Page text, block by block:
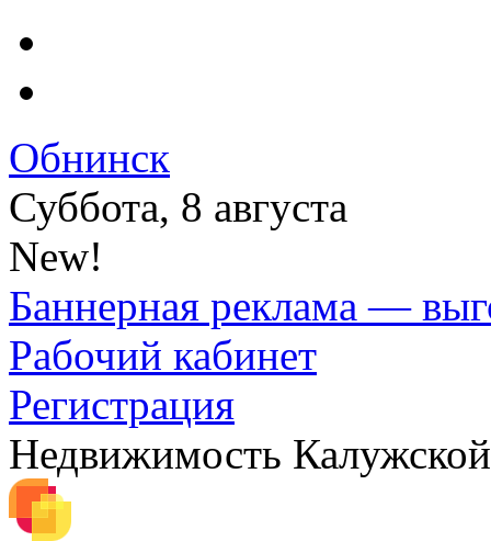
Обнинск
Суббота, 8 августа
New!
Баннерная реклама —
Рабочий кабинет
Регистрация
Недвижимость